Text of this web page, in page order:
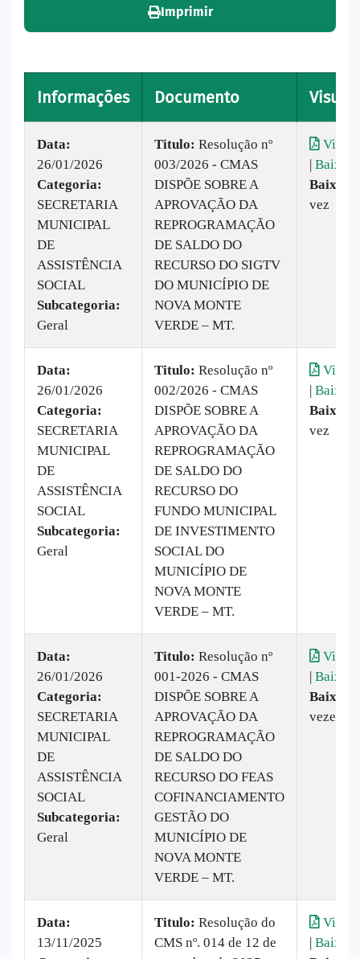
Imprimir
Informações Documento
Data:
26/01/2026
Categoria:
SECRETARIA
MUNICIPAL
DE
ASSISTÊNCIA
SOCIAL
Subcategoria:
Geral
Titulo: Resolução nº
003/2026 - CMAS
DISPÕE SOBRE A
APROVAÇÃO DA
REPROGRAMAÇÃO
DE SALDO DO
RECURSO DO SIGTV
DO MUNICÍPIO DE
NOVA MONTE
VERDE – MT.
| Baixar
vez
Data:
26/01/2026
Categoria:
SECRETARIA
MUNICIPAL
DE
ASSISTÊNCIA
SOCIAL
Subcategoria:
Geral
Titulo: Resolução nº
002/2026 - CMAS
DISPÕE SOBRE A
APROVAÇÃO DA
REPROGRAMAÇÃO
DE SALDO DO
RECURSO DO
FUNDO MUNICIPAL
DE INVESTIMENTO
SOCIAL DO
MUNICÍPIO DE
NOVA MONTE
VERDE – MT.
| Baixar
vez
Data:
26/01/2026
Categoria:
SECRETARIA
MUNICIPAL
DE
ASSISTÊNCIA
SOCIAL
Subcategoria:
Geral
Titulo: Resolução nº
001-2026 - CMAS
DISPÕE SOBRE A
APROVAÇÃO DA
REPROGRAMAÇÃO
DE SALDO DO
RECURSO DO FEAS
COFINANCIAMENTO
GESTÃO DO
MUNICÍPIO DE
NOVA MONTE
VERDE – MT.
| Baixar
vezes
Data:
13/11/2025
Titulo: Resolução do
CMS nº. 014 de 12 de
| Baixar